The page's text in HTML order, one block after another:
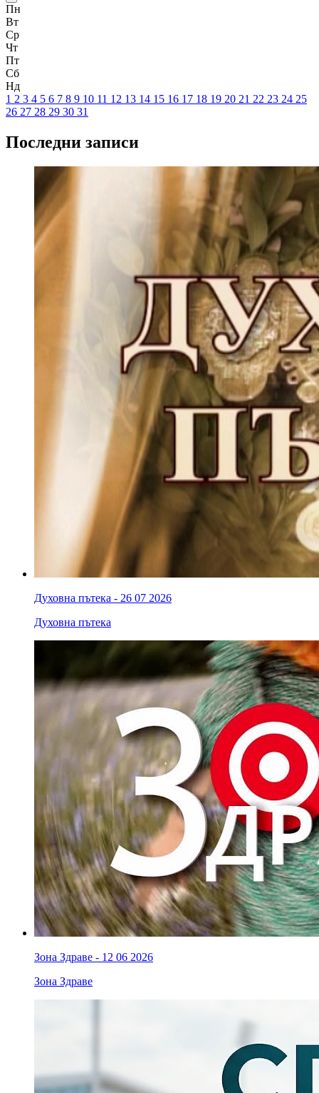
Пн
Вт
Ср
Чт
Пт
Сб
Нд
1 2 3 4 5 6 7 8 9 10 11 12 13 14 15 16 17 18 19 20 21 22 23 24 25
26 27 28 29 30 31
Последни записи
Духовна пътека - 26 07 2026
Духовна пътека
Зона Здраве - 12 06 2026
Зона Здраве